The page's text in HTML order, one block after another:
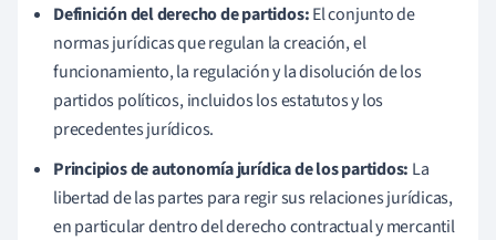
Definición del derecho de partidos:El conjunto de
normas jurídicas que regulan la creación, el
funcionamiento, la regulación y la disolución de los
partidos políticos, incluidos los estatutos y los
precedentes jurídicos.
Principios de autonomía jurídica de los partidos: La
libertad de las partes para regir sus relaciones jurídicas,
en particular dentro del derecho contractual y mercantil